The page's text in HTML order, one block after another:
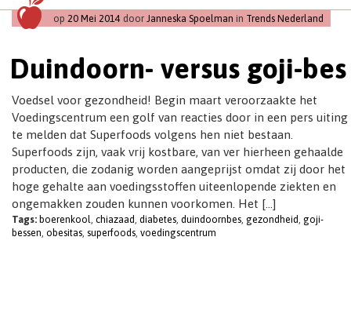
a
t
o
n
op 20 Mei 2014 door Janneska Spoelman in Trends Nederland
Duindoorn- versus goji-bes
Voedsel voor gezondheid! Begin maart veroorzaakte het
Voedingscentrum een golf van reacties door in een pers uiting
te melden dat Superfoods volgens hen niet bestaan.
Superfoods zijn, vaak vrij kostbare, van ver hierheen gehaalde
producten, die zodanig worden aangeprijst omdat zij door het
hoge gehalte aan voedingsstoffen uiteenlopende ziekten en
ongemakken zouden kunnen voorkomen. Het […]
Tags: boerenkool, chiazaad, diabetes, duindoornbes, gezondheid, goji-
bessen, obesitas, superfoods, voedingscentrum